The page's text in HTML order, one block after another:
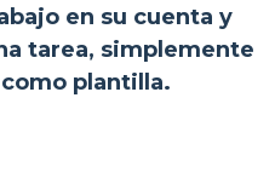
en su cuenta y
tarea, simplemente
plantilla.